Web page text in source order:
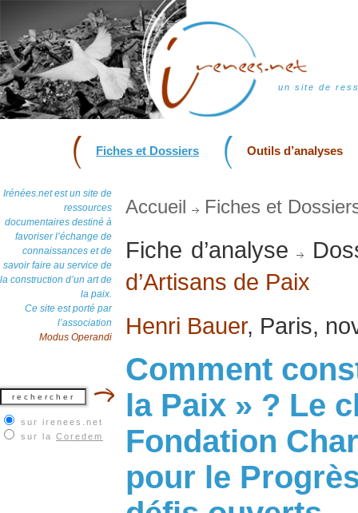
un site de
Fiches et Dossiers Outils d’analyses
Irénées.net est un site de
ressources
documentaires destiné à
favoriser l’échange de
connaissances et de
savoir faire au service de
la construction d’un art de
la paix.
Ce site est porté par
l’association
Modus Operandi
sur irenees.net
sur la Coredem
Accueil Fiches et
Fiche d’analyse
d’Artisans de Paix
Henri Bauer, Paris,
Comment
la Paix » ? Le
Fondation
pour le